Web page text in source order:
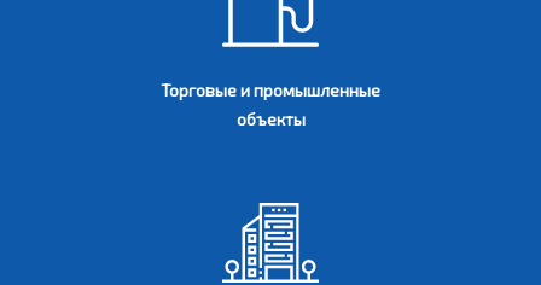
Торговые и промышленные
объекты